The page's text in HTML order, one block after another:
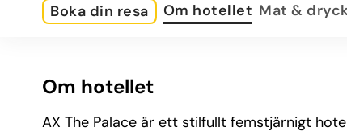
Boka din resa Om hotellet Mat &
Om hotellet
AX The Palace är ett stilfullt femstjärnigt